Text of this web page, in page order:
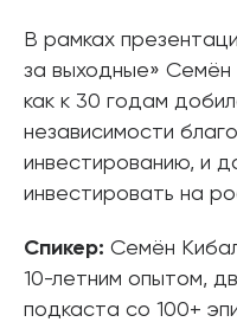
В рамках
за выходные»
как к 30 годам
независимости
инвестированию, и
инвестировать на
Спикер: Семён
10-летним опытом,
подкаста со 100+